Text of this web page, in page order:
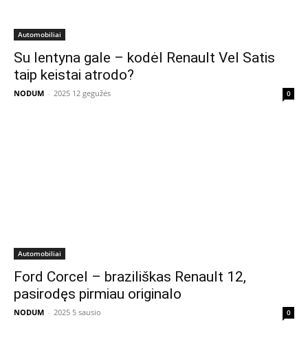
Automobiliai
Su lentyna gale – kodėl Renault Vel Satis
taip keistai atrodo?
NODUM - 2025 12 gegužės 0
Automobiliai
Ford Corcel – braziliškas Renault 12,
pasirodęs pirmiau originalo
NODUM - 2025 5 sausio 0